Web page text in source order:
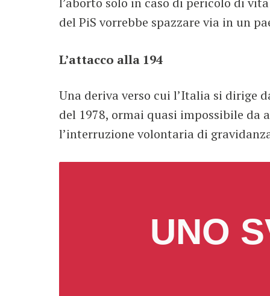
del PiS vorrebbe spazzare via in un
L’attacco alla 194
Una deriva verso cui l’Italia si dirige
del 1978, ormai quasi impossibile
l’interruzione volontaria di
UNO